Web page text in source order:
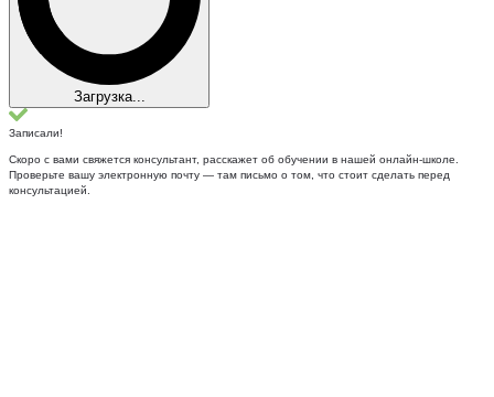
Загрузка...
Записали!
Скоро с вами свяжется консультант, расскажет об обучении в нашей онлайн-школе.
Проверьте вашу электронную почту — там письмо о том, что стоит сделать перед
консультацией.